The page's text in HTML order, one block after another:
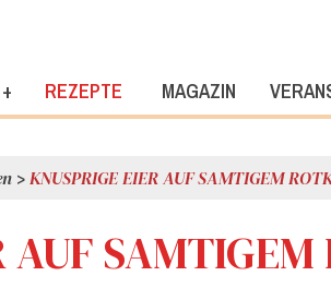
REZEPTE MAGAZIN
>KNUSPRIGE EIER AUF SAMTIGEM
AUF